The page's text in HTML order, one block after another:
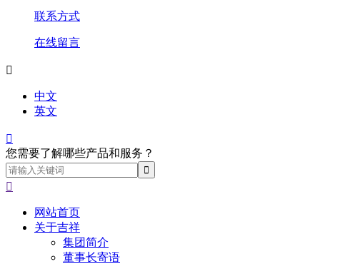
联系方式
在线留言

中文
英文

您需要了解哪些产品和服务？

网站首页
关于吉祥
集团简介
董事长寄语